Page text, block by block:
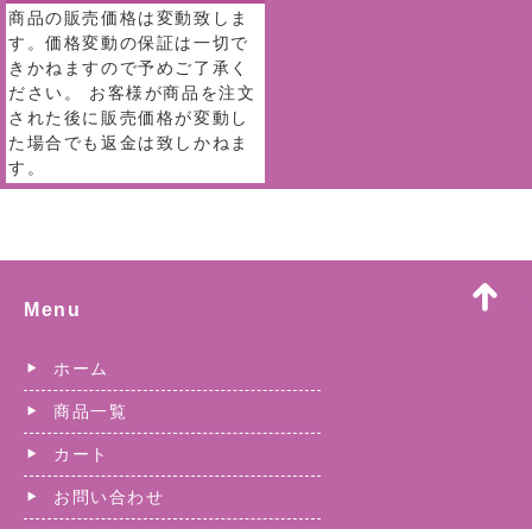
商品の販売価格は変動致しま
す。価格変動の保証は一切で
きかねますので予めご了承く
ださい。 お客様が商品を注文
された後に販売価格が変動し
た場合でも返金は致しかねま
す。
Menu
ホーム
商品一覧
カート
お問い合わせ